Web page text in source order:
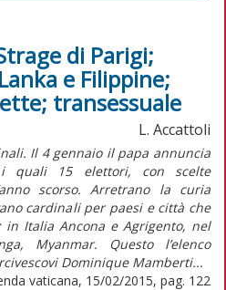
di Parigi;
e Filippine;
transessuale
L. Accattoli
Il 4 gennaio il papa annuncia
quali 15 elettori, con scelte
scorso. Arretrano la curia
cardinali per paesi e città che
Italia Ancona e Agrigento, nel
Myanmar. Questo l’elenco
Dominique Mamberti...
vaticana, 15/02/2015, pag. 122